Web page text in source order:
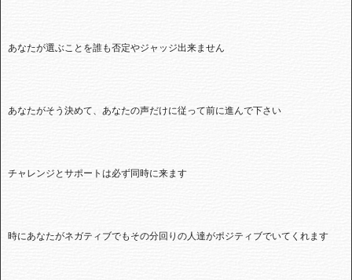
あなたが選ぶことを誰も否定やジャッジ出来ません
あなたがそう決めて、あなたの声だけに従って前に進んで下さい
チャレンジとサポートは必ず同時に来ます
時にあなたがネガティブでもその分回りの人達がポジティブでいてくれます